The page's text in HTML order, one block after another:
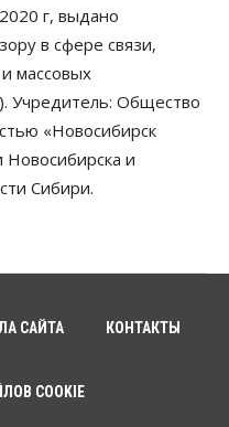
г, выдано
в сфере связи,
массовых
Учредитель: Общество
«Новосибирск
и
Сибири.
САЙТА КОНТАКТЫ
COOKIE